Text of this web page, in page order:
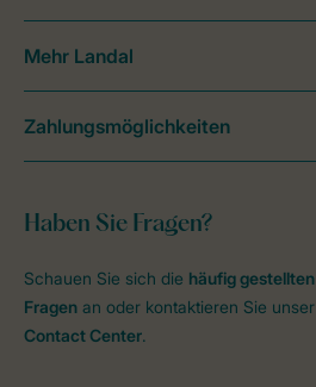
Haben Sie Fragen?
Schauen Sie sich die häufig gestellten
Fragen an oder kontaktieren Sie unser
Contact Center.
Mehr Landal
Zahlungsmöglichkeiten